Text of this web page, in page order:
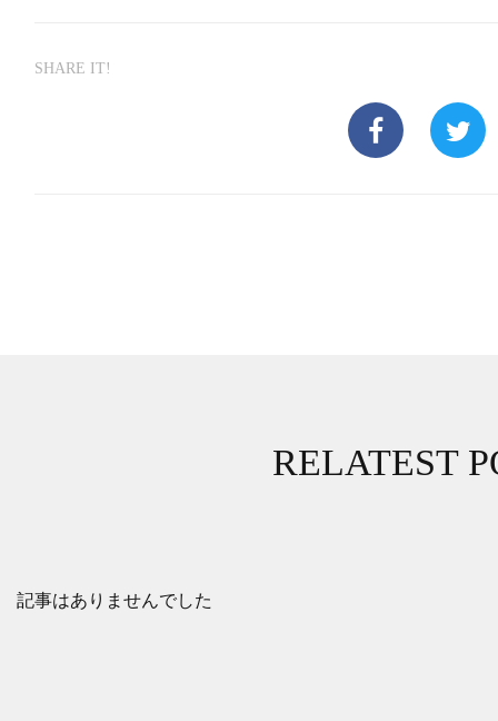
SHARE IT!
RELATEST
記事はありませんでした